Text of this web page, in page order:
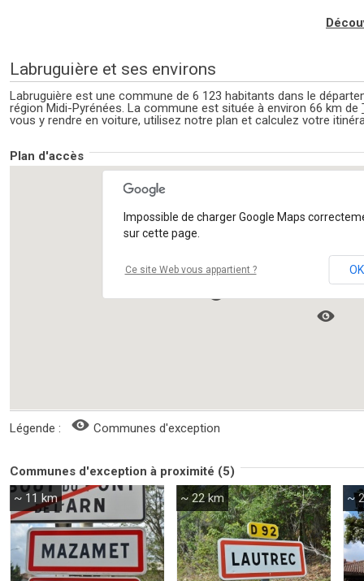
Labruguière et ses environs
Labruguière est une commune de 6 123 habitants dans le
région Midi-Pyrénées. La commune est située à environ 66 km de
vous y rendre en voiture, utilisez notre plan et calculez votre
Plan d'accès
Impossible de charger Google Maps
sur cette page.
Ce site Web vous appartient ? OK
Légende : Communes d'exception
Communes d'exception à proximité (5)
~ 11 km ~ 22 km ~